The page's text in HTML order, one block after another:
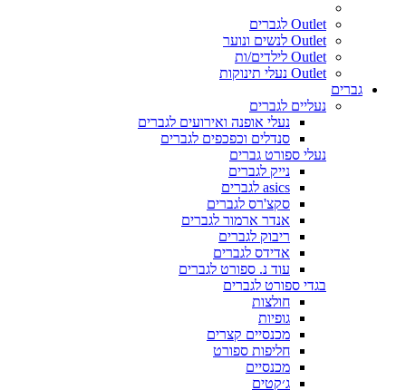
Outlet לגברים
Outlet לנשים ונוער
Outlet לילדים/ות
Outlet נעלי תינוקות
גברים
נעליים לגברים
נעלי אופנה ואירועים לגברים
סנדלים וכפכפים לגברים
נעלי ספורט גברים
נייק לגברים
asics לגברים
סקצ'רס לגברים
אנדר ארמור לגברים
ריבוק לגברים
אדידס לגברים
עוד נ. ספורט לגברים
בגדי ספורט לגברים
חולצות
גופיות
מכנסיים קצרים
חליפות ספורט
מכנסיים
ג׳קטים